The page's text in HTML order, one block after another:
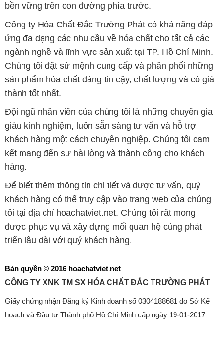
bền vững trên con đường phía trước.
Công ty Hóa Chất Đắc Trường Phát có khả năng đáp
ứng đa dạng các nhu cầu về hóa chất cho tất cả các
ngành nghề và lĩnh vực sản xuất tại TP. Hồ Chí Minh.
Chúng tôi đặt sứ mệnh cung cấp và phân phối những
sản phẩm hóa chất đáng tin cậy, chất lượng và có giá
thành tốt nhất.
Đội ngũ nhân viên của chúng tôi là những chuyên gia
giàu kinh nghiệm, luôn sẵn sàng tư vấn và hỗ trợ
khách hàng một cách chuyên nghiệp. Chúng tôi cam
kết mang đến sự hài lòng và thành công cho khách
hàng.
Để biết thêm thông tin chi tiết và được tư vấn, quý
khách hàng có thể truy cập vào trang web của chúng
tôi tại địa chỉ hoachatviet.net. Chúng tôi rất mong
được phục vụ và xây dựng mối quan hệ cùng phát
triển lâu dài với quý khách hàng.
Bản quyền © 2016 hoachatviet.net
CÔNG TY XNK TM SX HÓA CHẤT ĐẮC TRƯỜNG PHÁT
Giấy chứng nhận Đăng ký Kinh doanh số 0304188681 do Sở Kế
hoạch và Đầu tư Thành phố Hồ Chí Minh cấp ngày 19-01-2017